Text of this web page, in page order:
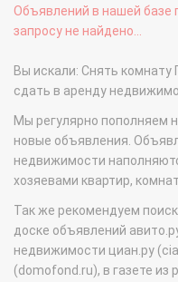
Объявлений в нашей базе
запросу не найдено...
Вы искали: Снять
сдать в аренду
Мы регулярно пополняем
новые объявления.
недвижимости
хозяевами квартир,
Так же рекомендуем
доске объявлений
недвижимости циан.ру
(domofond.ru), в газете из